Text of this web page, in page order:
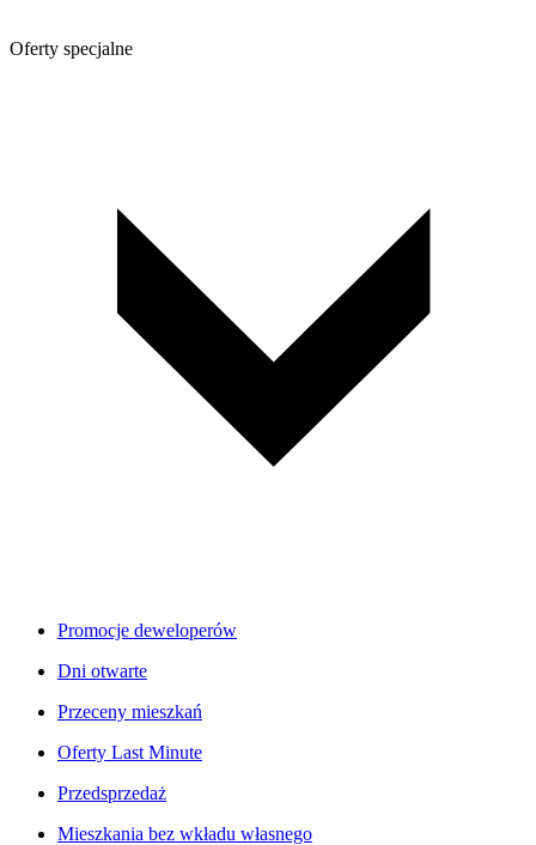
Oferty specjalne
Promocje deweloperów
Dni otwarte
Przeceny mieszkań
Oferty Last Minute
Przedsprzedaż
Mieszkania bez wkładu własnego